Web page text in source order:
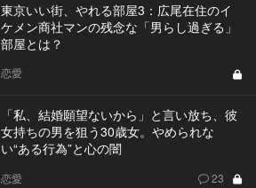
東京いい街、やれる部屋3：広尾在住のイ
ケメン商社マンの残念な「男らし過ぎる」
部屋とは？
恋愛
「私、結婚願望ないから」と言い放ち、彼
女持ちの男を狙う30歳女。やめられな
い“ある行為”と心の闇
恋愛 23